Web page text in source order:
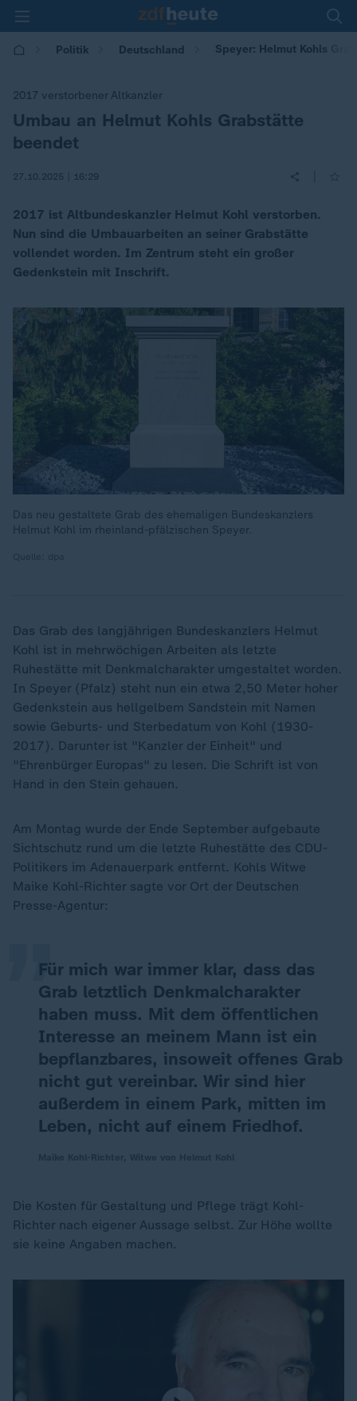
Politik Deutschland Speyer: Helmut Kohls
2017 verstorbener Altkanzler
:Umbau an Helmut Kohls Grabstätte
beendet
27.10.2025 | 16:29
2017 ist Altbundeskanzler Helmut Kohl verstorben.
Nun sind die Umbauarbeiten an seiner Grabstätte
vollendet worden. Im Zentrum steht ein großer
Gedenkstein mit Inschrift.
Das neu gestaltete Grab des ehemaligen Bundeskanzlers
Helmut Kohl im rheinland-pfälzischen Speyer.
Das Grab des langjährigen Bundeskanzlers Helmut
Kohl ist in mehrwöchigen Arbeiten als letzte
Ruhestätte mit Denkmalcharakter umgestaltet worden.
In Speyer (Pfalz) steht nun ein etwa 2,50 Meter hoher
Gedenkstein aus hellgelbem Sandstein mit Namen
sowie Geburts- und Sterbedatum von Kohl (1930-
2017). Darunter ist "Kanzler der Einheit" und
"Ehrenbürger Europas" zu lesen. Die Schrift ist von
Hand in den Stein gehauen.
Am Montag wurde der Ende September aufgebaute
Sichtschutz rund um die letzte Ruhestätte des CDU-
Politikers im Adenauerpark entfernt. Kohls Witwe
Maike Kohl-Richter sagte vor Ort der Deutschen
Presse-Agentur:
Für mich war immer klar, dass das
Grab letztlich Denkmalcharakter
haben muss. Mit dem öffentlichen
Interesse an meinem Mann ist ein
bepflanzbares, insoweit offenes Grab
nicht gut vereinbar. Wir sind hier
außerdem in einem Park, mitten im
Leben, nicht auf einem Friedhof.
„
Die Kosten für Gestaltung und Pflege trägt Kohl-
Richter nach eigener Aussage selbst. Zur Höhe wollte
sie keine Angaben machen.